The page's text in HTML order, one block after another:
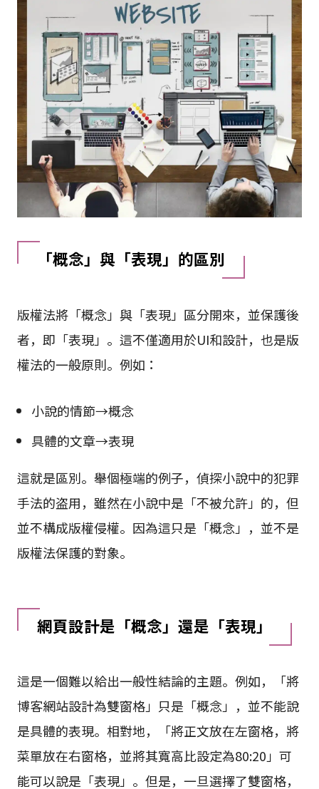
「概念」與「表現」的區別
版權法將「概念」與「表現」區分開來，並保護後
者，即「表現」。這不僅適用於UI和設計，也是版
權法的一般原則。例如：
小說的情節→概念
具體的文章→表現
這就是區別。舉個極端的例子，偵探小說中的犯罪
手法的盗用，雖然在小說中是「不被允許」的，但
並不構成版權侵權。因為這只是「概念」，並不是
版權法保護的對象。
網頁設計是「概念」還是「表現」
這是一個難以給出一般性結論的主題。例如，「將
博客網站設計為雙窗格」只是「概念」，並不能說
是具體的表現。相對地，「將正文放在左窗格，將
菜單放在右窗格，並將其寬高比設定為80:20」可
能可以說是「表現」。但是，一旦選擇了雙窗格，